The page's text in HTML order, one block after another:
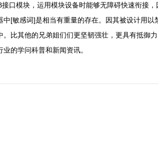
模块，运用模块设备时能够无障碍快速衔接
[敏感词]是相当有重量的存在。因其被设计用
比其他的兄弟姐们们更坚韧强壮，更具有抵御力
的学问科普和新闻资讯。